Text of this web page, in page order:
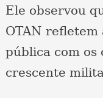
Ele observou
OTAN refletem
pública com os
crescente